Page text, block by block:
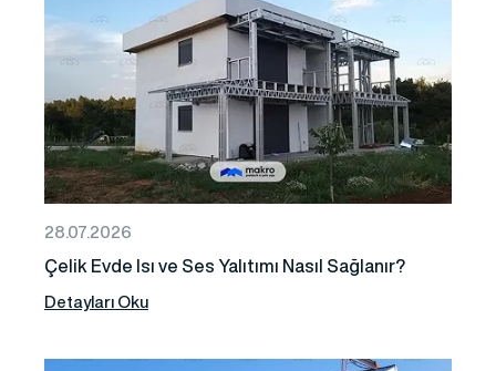
28.07.2026
Çelik Evde Isı ve Ses Yalıtımı Nasıl Sağlanır?
Detayları Oku